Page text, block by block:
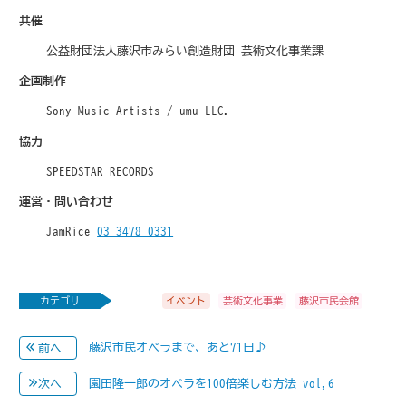
共催
公益財団法人藤沢市みらい創造財団 芸術文化事業課
企画制作
Sony Music Artists / umu LLC.
協力
SPEEDSTAR RECORDS
運営・問い合わせ
JamRice03-3478-0331
カテゴリ イベント 芸術文化事業 藤沢市民会館
前へ 藤沢市民オペラまで、あと71日♪
次へ 園田隆一郎のオペラを100倍楽しむ方法 vol,6